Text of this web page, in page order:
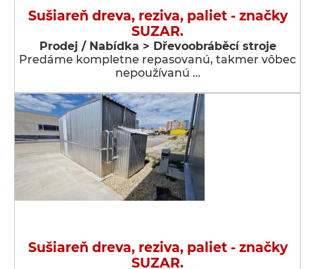
Sušiareň dreva, reziva, paliet - značky
SUZAR.
Prodej / Nabídka > Dřevoobráběcí stroje
Predáme kompletne repasovanú, takmer vôbec
nepoužívanú …
Sušiareň dreva, reziva, paliet - značky
SUZAR.